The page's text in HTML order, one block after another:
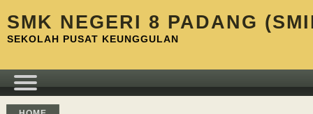
SMK NEGERI 8 PADANG
SEKOLAH PUSAT KEUNGGULAN